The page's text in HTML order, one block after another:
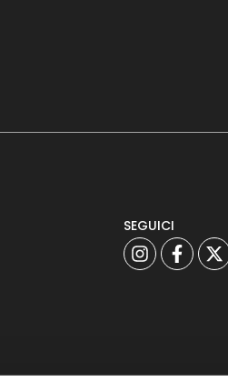
SEGUICI